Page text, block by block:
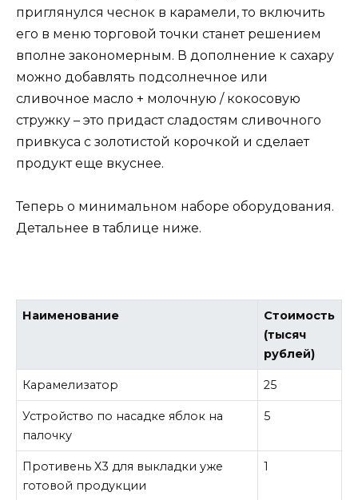
приглянулся чеснок в карамели, то включить
его в меню торговой точки станет решением
вполне закономерным. В дополнение к сахару
можно добавлять подсолнечное или
сливочное масло + молочную / кокосовую
стружку – это придаст сладостям сливочного
привкуса с золотистой корочкой и сделает
продукт еще вкуснее.
Теперь о минимальном наборе оборудования.
Детальнее в таблице ниже.
Наименование
Стоимость
(тысяч
рублей)
Карамелизатор 25
Устройство по насадке яблок на
палочку
5
Противень Х3 для выкладки уже
готовой продукции
1